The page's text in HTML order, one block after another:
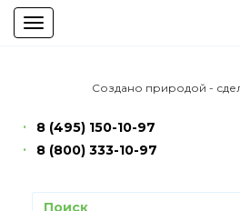
Toggle
navigation
Создано природой -
8 (495) 150-10-97
8 (800) 333-10-97